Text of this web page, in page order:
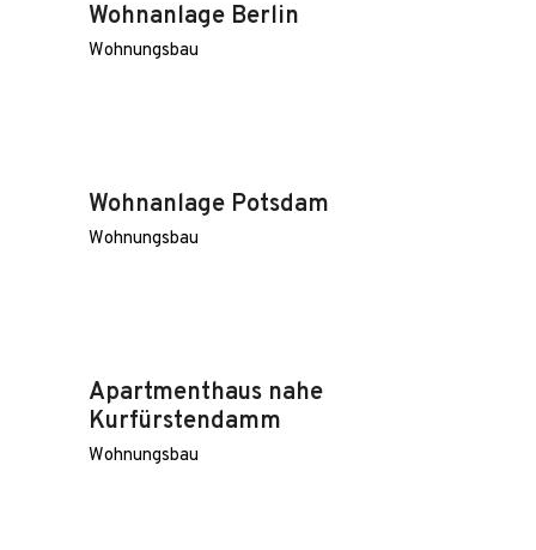
Wohnanlage Berlin
Wohnungsbau
Wohnanlage Potsdam
Wohnungsbau
Apartmenthaus nahe
Kurfürstendamm
Wohnungsbau